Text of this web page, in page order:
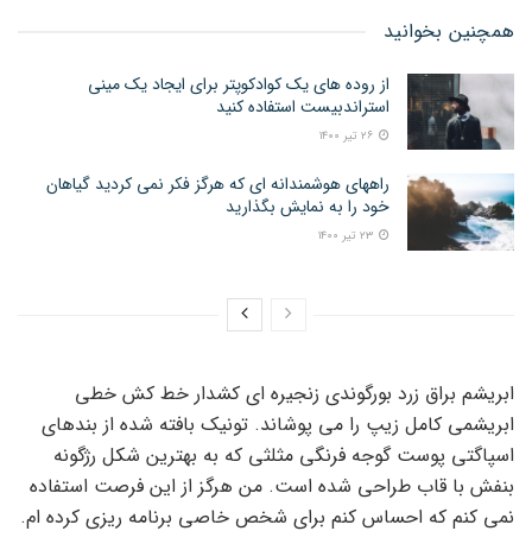
همچنین بخوانید
از روده های یک کوادکوپتر برای ایجاد یک مینی
استراندبیست استفاده کنید
راههای هوشمندانه ای که هرگز فکر نمی کردید گیاهان
خود را به نمایش بگذارید
ابریشم براق زرد بورگوندی زنجیره ای کشدار خط کش خطی
ابریشمی کامل زیپ را می پوشاند. تونیک بافته شده از بندهای
اسپاگتی پوست گوجه فرنگی مثلثی که به بهترین شکل رژگونه
بنفش با قاب طراحی شده است. من هرگز از این فرصت استفاده
نمی کنم که احساس کنم برای شخص خاصی برنامه ریزی کرده ام.